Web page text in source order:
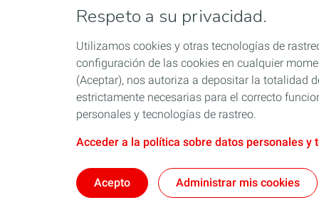
Respeto a su privacidad.
Utilizamos cookies y otras tecnologías de
configuración de las cookies en cualquier
(Aceptar), nos autoriza a depositar la totalidad
estrictamente necesarias para el correcto
personales y tecnologías de rastreo.
Acceder a la política sobre datos personales y
Acepto Administrar mis cookies